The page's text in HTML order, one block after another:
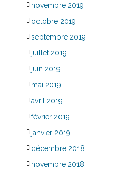
novembre 2019
octobre 2019
septembre 2019
juillet 2019
juin 2019
mai 2019
avril 2019
février 2019
janvier 2019
décembre 2018
novembre 2018